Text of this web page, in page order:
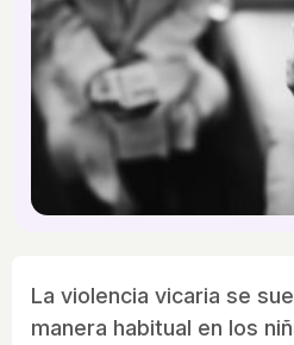
La violencia vicaria se
manera habitual en los